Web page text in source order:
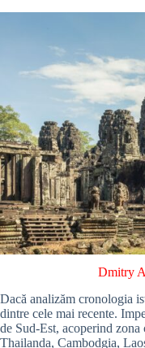
Dmitry
Dacă analizăm cronologia
dintre cele mai recente.
de Sud-Est, acoperind zona
Thailanda, Cambodgia,